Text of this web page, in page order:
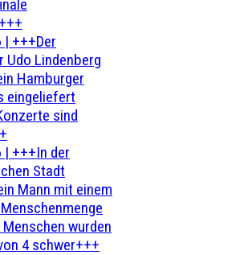
| +++Der
Udo Lindenberg
Hamburger
eingeliefert
sind
| +++In der
Stadt
Mann mit einem
wurden
4 schwer+++